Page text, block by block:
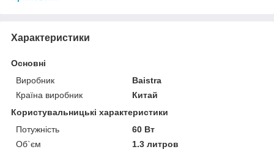
Характеристики
Основні
Виробник
Baistra
Країна виробник
Китай
Користувальницькі характеристики
Потужність
60 Вт
Об`єм
1.3 литров